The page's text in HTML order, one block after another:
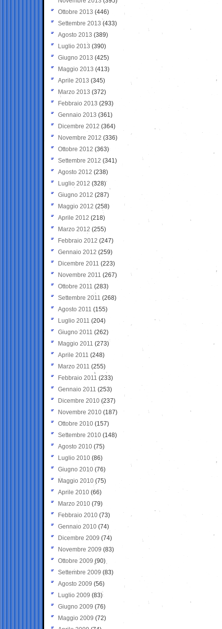
Ottobre 2013 (446)
Settembre 2013 (433)
Agosto 2013 (389)
Luglio 2013 (390)
Giugno 2013 (425)
Maggio 2013 (413)
Aprile 2013 (345)
Marzo 2013 (372)
Febbraio 2013 (293)
Gennaio 2013 (361)
Dicembre 2012 (364)
Novembre 2012 (336)
Ottobre 2012 (363)
Settembre 2012 (341)
Agosto 2012 (238)
Luglio 2012 (328)
Giugno 2012 (287)
Maggio 2012 (258)
Aprile 2012 (218)
Marzo 2012 (255)
Febbraio 2012 (247)
Gennaio 2012 (259)
Dicembre 2011 (223)
Novembre 2011 (267)
Ottobre 2011 (283)
Settembre 2011 (268)
Agosto 2011 (155)
Luglio 2011 (204)
Giugno 2011 (262)
Maggio 2011 (273)
Aprile 2011 (248)
Marzo 2011 (255)
Febbraio 2011 (233)
Gennaio 2011 (253)
Dicembre 2010 (237)
Novembre 2010 (187)
Ottobre 2010 (157)
Settembre 2010 (148)
Agosto 2010 (75)
Luglio 2010 (86)
Giugno 2010 (76)
Maggio 2010 (75)
Aprile 2010 (66)
Marzo 2010 (79)
Febbraio 2010 (73)
Gennaio 2010 (74)
Dicembre 2009 (74)
Novembre 2009 (83)
Ottobre 2009 (90)
Settembre 2009 (83)
Agosto 2009 (56)
Luglio 2009 (83)
Giugno 2009 (76)
Maggio 2009 (72)